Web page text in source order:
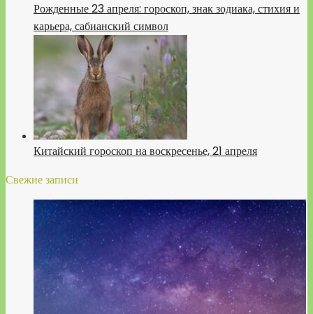
Рожденные 23 апреля: гороскоп, знак зодиака, стихия и
карьера, сабианский символ
Китайский гороскоп на воскресенье, 21 апреля
Свежие записи